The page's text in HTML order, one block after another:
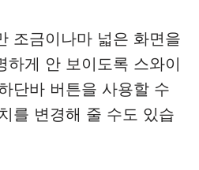
조금이나마 넓은 화면을
게 안 보이도록 스와이
단바 버튼을 사용할 수
를 변경해 줄 수도 있습